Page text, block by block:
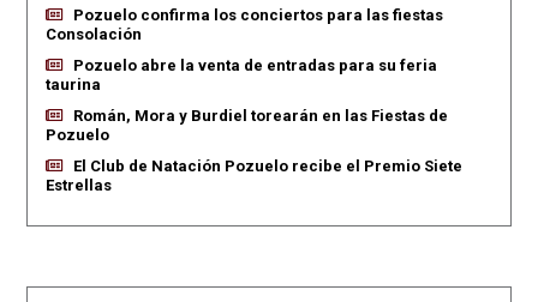
Pozuelo confirma los conciertos para las fiestas
Consolación
Pozuelo abre la venta de entradas para su feria
taurina
Román, Mora y Burdiel torearán en las Fiestas de
Pozuelo
El Club de Natación Pozuelo recibe el Premio Siete
Estrellas